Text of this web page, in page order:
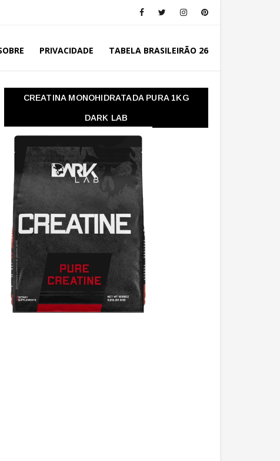
PRIVACIDADE TABELA BRASILEIRÃO 26
CREATINA MONOHIDRATADA PURA 1KG
DARK LAB